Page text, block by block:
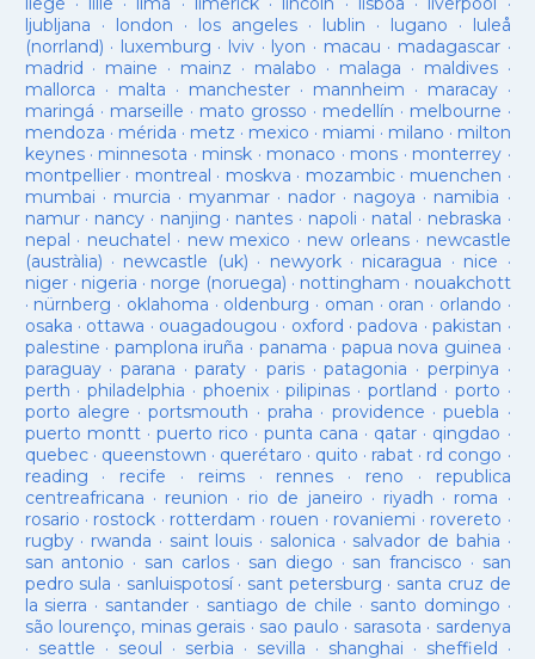
ljubljana · london · los angeles· lublin · lugano · luleå
(norrland) · luxemburg · lviv · lyon · macau · madagascar·
madrid · maine · mainz · malabo · malaga · maldives·
mallorca · malta · manchester· mannheim · maracay·
maringá · marseille · mato grosso · medellín · melbourne ·
mendoza · mérida · metz · mexico · miami · milano · milton
keynes· minnesota · minsk · monaco · mons · monterrey ·
montpellier· montreal · moskva · mozambic· muenchen ·
mumbai · murcia · myanmar· nador · nagoya · namibia ·
namur· nancy · nanjing · nantes · napoli · natal · nebraska ·
nepal · neuchatel · new mexico · new orleans· newcastle
(austràlia) · newcastle (uk) · newyork· nicaragua · nice ·
niger· nigeria · norge (noruega) · nottingham · nouakchott
· nürnberg · oklahoma · oldenburg · oman · oran · orlando ·
osaka · ottawa · ouagadougou · oxford ·padova ·pakistan ·
palestine · pamplona iruña · panama · papua nova guinea ·
paraguay· parana ·paraty · paris·patagonia · perpinya ·
perth ·philadelphia · phoenix·pilipinas ·portland · porto ·
porto alegre ·portsmouth ·praha · providence ·puebla ·
puerto montt· puerto rico ·punta cana · qatar · qingdao ·
quebec· queenstown · querétaro · quito · rabat · rd congo ·
reading · recife · reims· rennes · reno · republica
centreafricana · reunion · rio de janeiro · riyadh · roma ·
rosario · rostock · rotterdam · rouen · rovaniemi · rovereto ·
rugby· rwanda · saint louis · salonica · salvador de bahia ·
san antonio · san carlos· san diego · san francisco · san
pedro sula · sanluispotosí· sant petersburg · santa cruz de
la sierra · santander · santiago de chile · santo domingo ·
são lourenço, minas gerais · sao paulo · sarasota · sardenya
· seattle · seoul · serbia · sevilla · shanghai · sheffield ·